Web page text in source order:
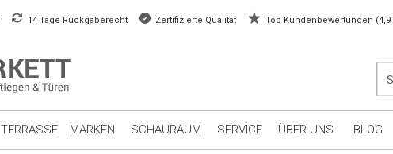
14 Tage Rückgaberecht Zertifizierte Qualität Top Kundenbewertungen (4,9
TERRASSE MARKEN SCHAURAUM SERVICE ÜBER UNS BLOG